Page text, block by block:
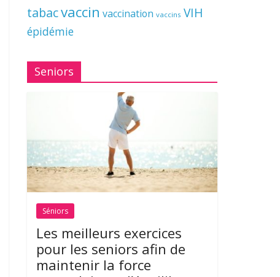
tabacvaccin vaccination vaccins VIH
épidémie
Seniors
Séniors
Les meilleurs exercices
pour les seniors afin de
maintenir la force